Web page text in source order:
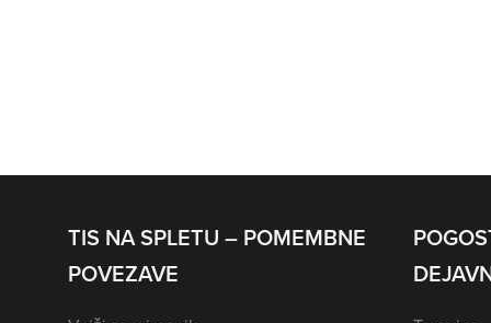
TIS NA SPLETU – POMEMBNE
POVEZAVE